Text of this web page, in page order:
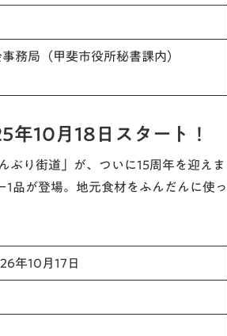
務局（甲斐市役所秘書課内）
年10月18日スタート！
ぶり街道」が、ついに15周年を迎えま
品が登場。地元食材をふんだんに使っ
年10月17日